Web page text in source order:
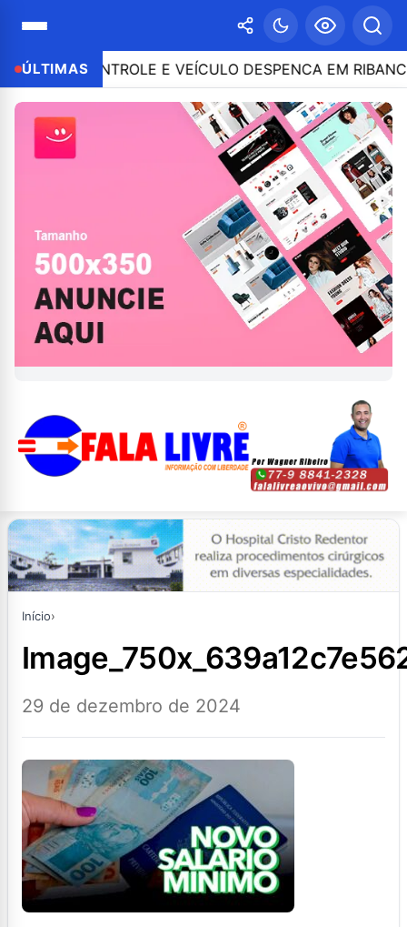
ÚLTIMAS
O CONTROLE E VEÍCULO DESPENCA EM RIBANCEIRA
Início›
29 de dezembro de 2024